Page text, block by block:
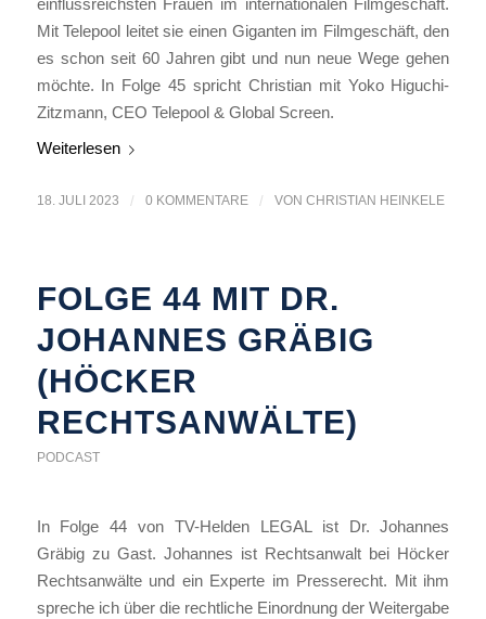
einflussreichsten Frauen im internationalen Filmgeschäft.
Mit Telepool leitet sie einen Giganten im Filmgeschäft, den
es schon seit 60 Jahren gibt und nun neue Wege gehen
möchte. In Folge 45 spricht Christian mit Yoko Higuchi-
Zitzmann, CEO Telepool & Global Screen.
Weiterlesen
18. JULI 2023 / 0 KOMMENTARE / VON CHRISTIAN HEINKELE
FOLGE 44 MIT DR.
JOHANNES GRÄBIG
(HÖCKER
RECHTSANWÄLTE)
PODCAST
In Folge 44 von TV-Helden LEGAL ist Dr. Johannes
Gräbig zu Gast. Johannes ist Rechtsanwalt bei Höcker
Rechtsanwälte und ein Experte im Presserecht. Mit ihm
spreche ich über die rechtliche Einordnung der Weitergabe